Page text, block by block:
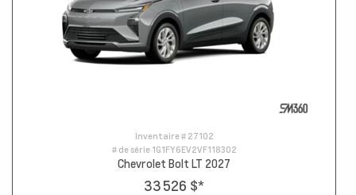
Inventaire # 27102
# de série 1G1FY6EV2VF118302
Chevrolet Bolt LT 2027
33 526 $*